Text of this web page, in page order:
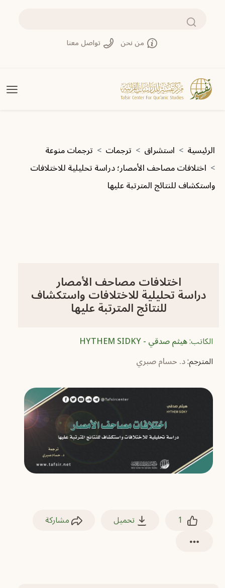
بحث
من نحن تواصل معنا
مسار التنقل
الرئيسية استشراق ترجمات
ترجمات منوعة
اختلافات مصاحف الأمصار؛ دراسة تحليلية للاختلافات
واستكشاف للنتائج المترتبة عليها
اختلافات مصاحف الأمصار
دراسة تحليلية للاختلافات واستكشاف
للنتائج المترتبة عليها
الكاتب:هيثم صدقي - HYTHEM SIDKY
المترجم:د. حسام صبري
1 تحميل مشاركة